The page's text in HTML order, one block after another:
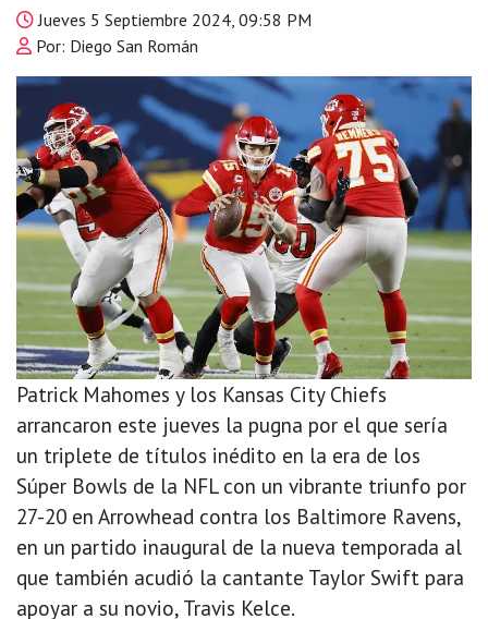
Jueves 5 Septiembre 2024, 09:58 PM
Por: Diego San Román
Patrick Mahomes y los Kansas City Chiefs
arrancaron este jueves la pugna por el que sería
un triplete de títulos inédito en la era de los
Súper Bowls de la NFL con un vibrante triunfo por
27-20 en Arrowhead contra los Baltimore Ravens,
en un partido inaugural de la nueva temporada al
que también acudió la cantante Taylor Swift para
apoyar a su novio, Travis Kelce.